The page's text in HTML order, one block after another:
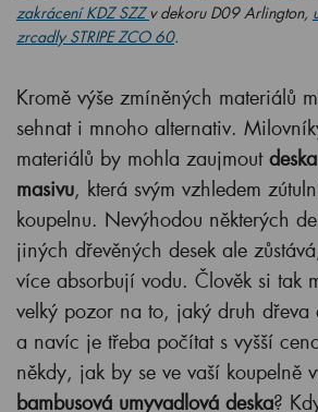
zakrácení KDZ SZZv dekoru D09 Arlington,
zrcadly STRIPE ZCO 60.
Kromě výše zmíněných materiálů
sehnat i mnoho alternativ.
materiálů by mohla zaujmout
masivu, která svým vzhledem
koupelnu. Nevýhodou některých
jiných dřevěných desek ale
více absorbují vodu. Člověk si tak
velký pozor na to, jaký druh dřeva
a navíc je třeba počítat s vyšší
někdy, jak by se ve vaší koupelně
bambusová umyvadlová deska?